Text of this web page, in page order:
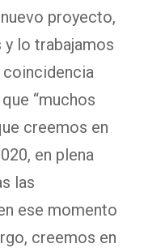
proyecto,
lo trabajamos
coincidencia
“muchos
creemos en
en plena
las
ese momento
creemos en